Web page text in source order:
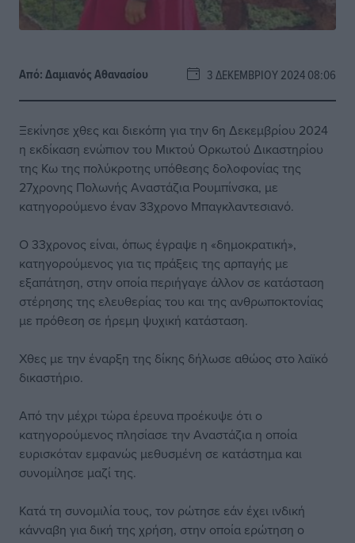
Από:Δαμιανός Αθανασίου 3 ΔΕΚΕΜΒΡΊΟΥ 2024 08:06
Ξεκίνησε χθες και διεκόπη για την 6η Δεκεμβρίου 2024
η εκδίκαση ενώπιον του Μικτού Ορκωτού Δικαστηρίου
της Κω της πολύκροτης υπόθεσης δολοφονίας της
27χρονης Πολωνής Αναστάζια Ρουμπίνσκα, με
κατηγορούμενο έναν 33χρονο Μπαγκλαντεσιανό.
Ο 33χρονος είναι, όπως έγραψε η «δημοκρατική»,
κατηγορούμενος για τις πράξεις της αρπαγής με
εξαπάτηση, στην οποία περιήγαγε άλλον σε κατάσταση
στέρησης της ελευθερίας του και της ανθρωποκτονίας
με πρόθεση σε ήρεμη ψυχική κατάσταση.
Χθες με την έναρξη της δίκης δήλωσε αθώος στο λαϊκό
δικαστήριο.
Από την μέχρι τώρα έρευνα προέκυψε ότι ο
κατηγορούμενος πλησίασε την Αναστάζια η οποία
ευρισκόταν εμφανώς μεθυσμένη σε κατάστημα και
συνομίλησε μαζί της.
Κατά τη συνομιλία τους, τον ρώτησε εάν έχει ινδική
κάνναβη για δική της χρήση, στην οποία ερώτηση ο